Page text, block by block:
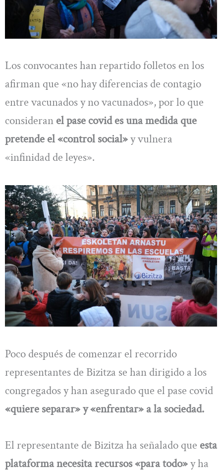
Los convocantes han repartido folletos en los
afirman que «no hay diferencias de contagio
entre vacunados y no vacunados», por lo que
consideran el pase covid es una medida que
pretende el «control social»y vulnera
«infinidad de leyes».
Poco después de comenzar el recorrido
representantes de Bizitza se han dirigido a los
congregados y han asegurado que el pase covid
«quiere separar» y «enfrentar» a la sociedad.
El representante de Bizitza ha señalado que esta
plataforma necesita recursos «para todo»y ha